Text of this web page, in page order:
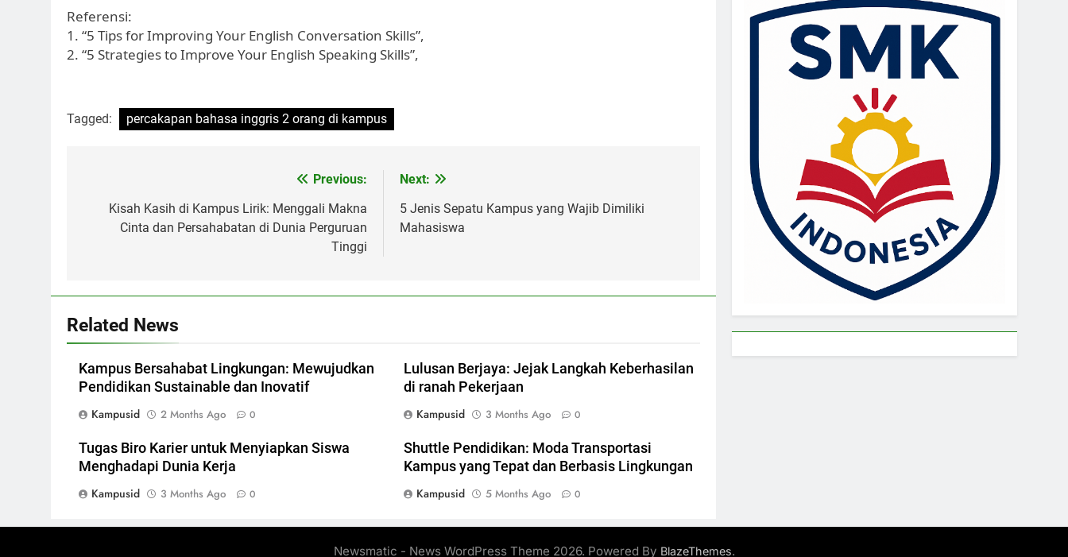
Referensi:
1. “5 Tips for Improving Your English Conversation Skills”,
2. “5 Strategies to Improve Your English Speaking Skills”,
Tagged: percakapan bahasa inggris 2 orang di kampus
navigation
Previous:
Kisah Kasih di Kampus Lirik: Menggali Makna
Cinta dan Persahabatan di Dunia Perguruan
Tinggi
Next:
5 Jenis Sepatu Kampus yang Wajib Dimiliki
Mahasiswa
Related News
Kampus Bersahabat Lingkungan: Mewujudkan
Pendidikan Sustainable dan Inovatif
Kampusid
2 Months Ago 0
Lulusan Berjaya: Jejak Langkah Keberhasilan
di ranah Pekerjaan
Kampusid
3 Months Ago 0
Tugas Biro Karier untuk Menyiapkan Siswa
Menghadapi Dunia Kerja
Kampusid
3 Months Ago 0
Shuttle Pendidikan: Moda Transportasi
Kampus yang Tepat dan Berbasis Lingkungan
Kampusid
5 Months Ago 0
Newsmatic - News WordPress Theme 2026. Powered By BlazeThemes.